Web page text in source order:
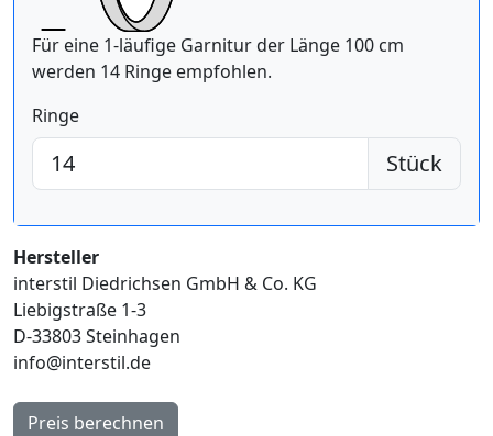
Für eine 1-läufige Garnitur der Länge 100 cm
werden 14 Ringe empfohlen.
Ringe
Stück
Hersteller
interstil Diedrichsen GmbH & Co. KG
Liebigstraße 1-3
D-33803 Steinhagen
info@interstil.de
Preis berechnen